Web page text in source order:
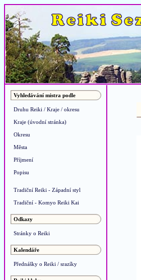
Vyhledávání mistra podle
Druhu Reiki / Kraje / okresu
Kraje (úvodní stránka)
Okresu
Města
Příjmení
Popisu
Tradiční Reiki - Západní styl
Tradiční - Komyo Reiki Kai
Odkazy
Stránky o Reiki
Kalendáře
Přednášky o Reiki / srazíky